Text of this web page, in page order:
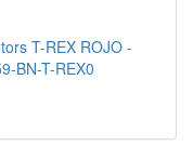
T-REX ROJO -
BN-T-REX0